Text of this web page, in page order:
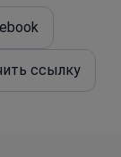
ссылку